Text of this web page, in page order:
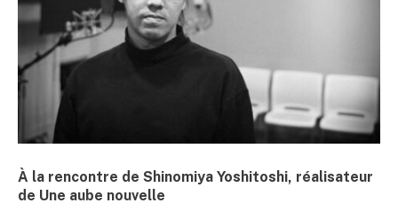
À la rencontre de Shinomiya Yoshitoshi, réalisateur
de Une aube nouvelle